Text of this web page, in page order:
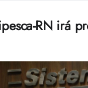
RN irá